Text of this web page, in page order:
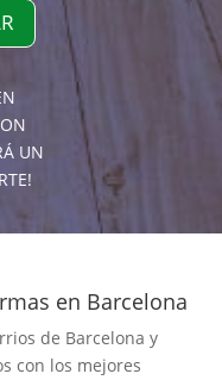
UN
en Barcelona
de Barcelona y
con los mejores